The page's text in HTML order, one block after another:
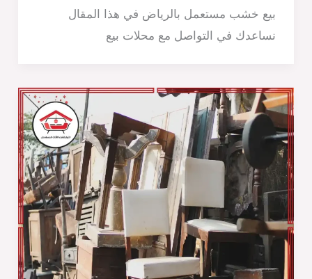
بيع خشب مستعمل بالرياض في هذا المقال
نساعدك في التواصل مع محلات بيع